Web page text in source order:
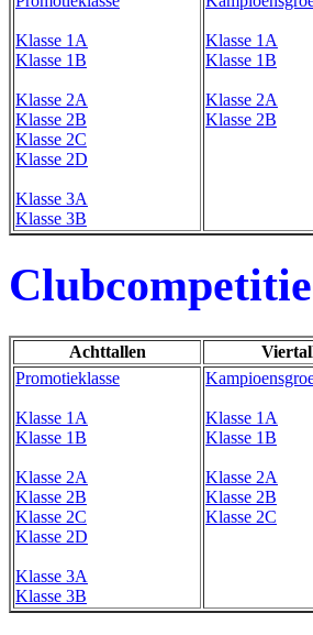
Klasse 1A
Klasse 1B
Klasse 2A
Klasse 2B
Klasse 2C
Klasse 2D
Klasse 3A
Klasse 3B
Klasse 1A
Klasse 1B
Klasse 2A
Klasse 2B
Achttallen
Promotieklasse
Klasse 1A
Klasse 1B
Klasse 2A
Klasse 2B
Klasse 2C
Klasse 2D
Klasse 3A
Klasse 3B
Klasse 1A
Klasse 1B
Klasse 2A
Klasse 2B
Klasse 2C